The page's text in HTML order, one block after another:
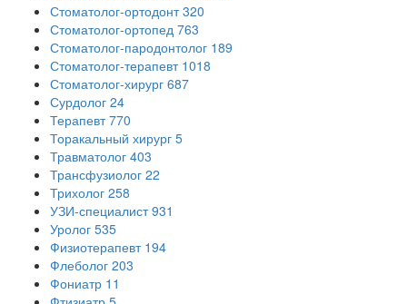
Стоматолог-ортодонт 320
Стоматолог-ортопед 763
Стоматолог-пародонтолог 189
Стоматолог-терапевт 1018
Стоматолог-хирург 687
Сурдолог 24
Терапевт 770
Торакальный хирург 5
Травматолог 403
Трансфузиолог 22
Трихолог 258
УЗИ-специалист 931
Уролог 535
Физиотерапевт 194
Флеболог 203
Фониатр 11